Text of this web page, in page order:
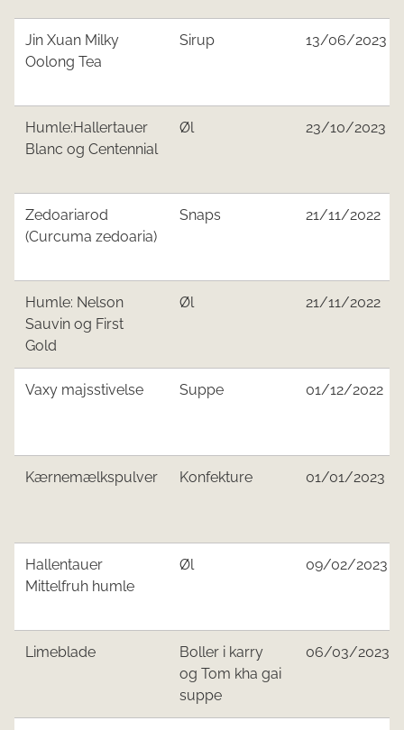
Jin Xuan Milky
Oolong Tea
Sirup 13/06/2023
Humle:Hallertauer
Blanc og Centennial
Øl 23/10/2023
Zedoariarod
(Curcuma zedoaria)
Snaps 21/11/2022
Humle: Nelson
Sauvin og First
Gold
Øl 21/11/2022
Vaxy majsstivelse Suppe 01/12/2022
Kærnemælkspulver Konfekture 01/01/2023
Hallentauer
Mittelfruh humle
Øl 09/02/2023
Limeblade
Boller i karry
og Tom kha gai
suppe
06/03/2023